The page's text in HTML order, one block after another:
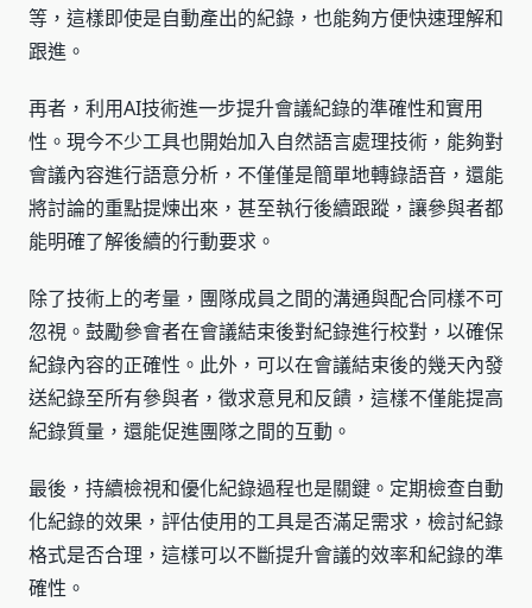
等，這樣即使是自動產出的紀錄，也能夠方便快速理解和
跟進。
再者，利用AI技術進一步提升會議紀錄的準確性和實用
性。現今不少工具也開始加入自然語言處理技術，能夠對
會議內容進行語意分析，不僅僅是簡單地轉錄語音，還能
將討論的重點提煉出來，甚至執行後續跟蹤，讓參與者都
能明確了解後續的行動要求。
除了技術上的考量，團隊成員之間的溝通與配合同樣不可
忽視。鼓勵參會者在會議結束後對紀錄進行校對，以確保
紀錄內容的正確性。此外，可以在會議結束後的幾天內發
送紀錄至所有參與者，徵求意見和反饋，這樣不僅能提高
紀錄質量，還能促進團隊之間的互動。
最後，持續檢視和優化紀錄過程也是關鍵。定期檢查自動
化紀錄的效果，評估使用的工具是否滿足需求，檢討紀錄
格式是否合理，這樣可以不斷提升會議的效率和紀錄的準
確性。